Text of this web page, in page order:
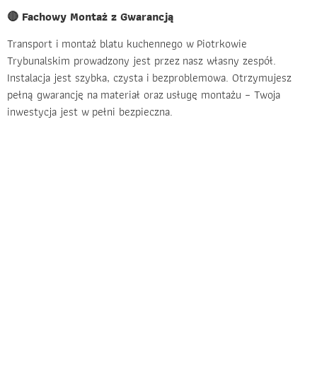
🔴 Fachowy Montaż z Gwarancją
Transport i montaż blatu kuchennego w Piotrkowie
Trybunalskim prowadzony jest przez nasz własny zespół.
Instalacja jest szybka, czysta i bezproblemowa. Otrzymujesz
pełną gwarancję na materiał oraz usługę montażu – Twoja
inwestycja jest w pełni bezpieczna.